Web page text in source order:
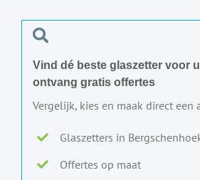
Vind dé beste glaszetter voor
ontvang gratis offertes
Vergelijk, kies en maak direct een
Glaszetters in
Offertes op maat